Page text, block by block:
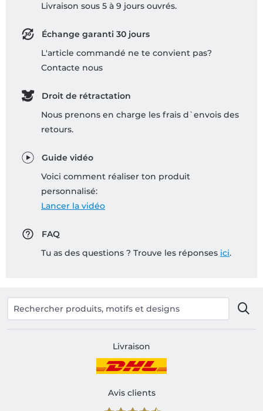
Livraison sous 5 à 9 jours ouvrés.
Échange garanti 30 jours
L'article commandé ne te convient pas?
Contacte nous
Droit de rétractation
Nous prenons en charge les frais d`envois des
retours.
Guide vidéo
Voici comment réaliser ton produit
personnalisé:
Lancer la vidéo
FAQ
Tu as des questions ? Trouve les réponses ici.
Livraison
Avis clients